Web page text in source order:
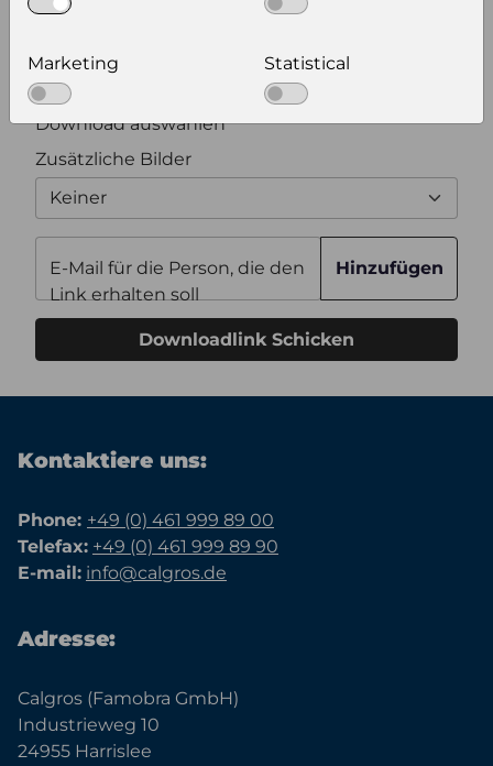
Zusätzliche Produktinformationen
Optional weitere Produktinformationen zum
Download auswählen
Zusätzliche Bilder
Keiner
E-Mail für die Person, die den
Link erhalten soll
Hinzufügen
Downloadlink Schicken
Kontaktiere uns:
Phone: +49 (0) 461 999 89 00
Telefax: +49 (0) 461 999 89 90
E-mail: info@calgros.de
Adresse:
Calgros (Famobra GmbH)
Industrieweg 10
24955 Harrislee
Marketing Statistical